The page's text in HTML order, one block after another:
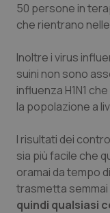
Liguria
Marche
Molise
Piemonte
Provincia
Disturbi
Donna &
Epatiti
HIV
Infezioni &
50 persone in
che rientrano
Inoltre i virus
suini non sono
influenza H1N1
la popolazione a
I risultati dei
sia più facile che
oramai da tempo
trasmetta semmai
quindi qualsiasi